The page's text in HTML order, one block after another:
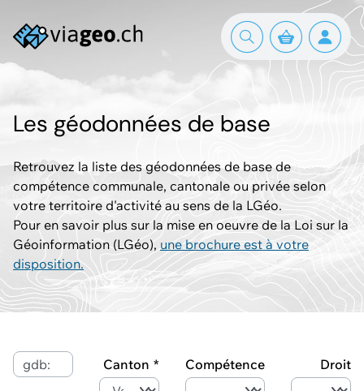
Les géodonnées de base
Retrouvez la liste des géodonnées de base de
compétence communale, cantonale ou privée selon
votre territoire d'activité au sens de la LGéo.
Pour en savoir plus sur la mise en oeuvre de la Loi sur la
Géoinformation (LGéo), une brochure est à votre
disposition.
Mots-clés ou IDCanton Compétence Droit